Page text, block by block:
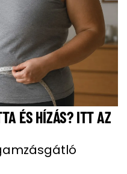
ÉS HÍZÁS? ITT AZ